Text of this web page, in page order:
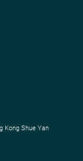
Kong Shue Yan